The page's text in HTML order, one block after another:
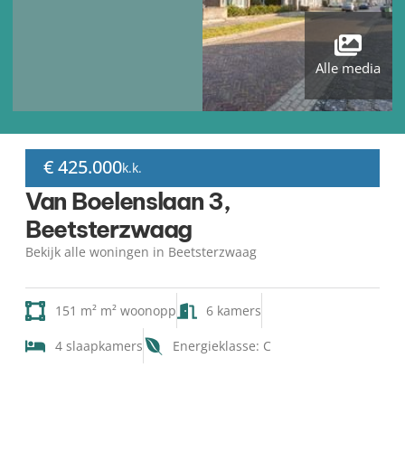
Alle media
€ 425.000k.k.
Van Boelenslaan 3,
Beetsterzwaag
Bekijk alle woningen in Beetsterzwaag
151 m² m² woonopp 6 kamers
4 slaapkamers Energieklasse: C